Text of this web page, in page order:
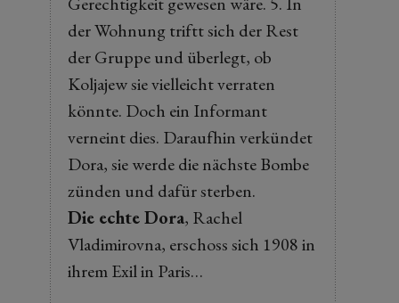
der Wohnung triftt sich der Rest
der Gruppe und überlegt, ob
Koljajew sie vielleicht verraten
könnte. Doch ein Informant
verneint dies. Daraufhin verkündet
Dora, sie werde die nächste Bombe
zünden und dafür sterben.
Die echte Dora, Rachel
Vladimirovna, erschoss sich 1908 in
ihrem Exil in Paris…